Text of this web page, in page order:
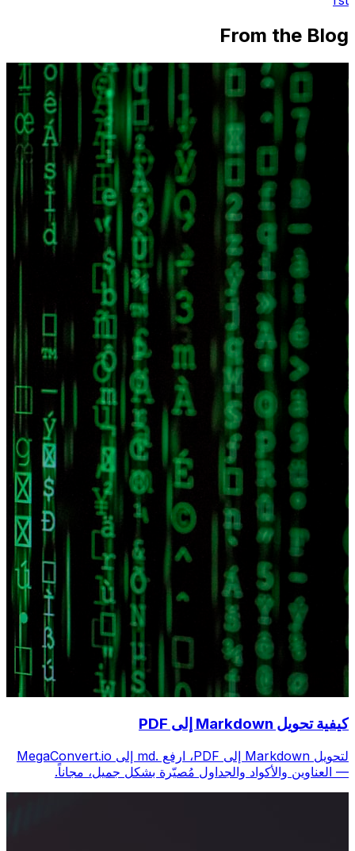
From the Blog
كيفية تحويل Markdown إلى PDF
لتحويل Markdown إلى PDF، ارفع .md إلى MegaConvert.io
— العناوين والأكواد والجداول مُصيّرة بشكل جميل، مجاناً.